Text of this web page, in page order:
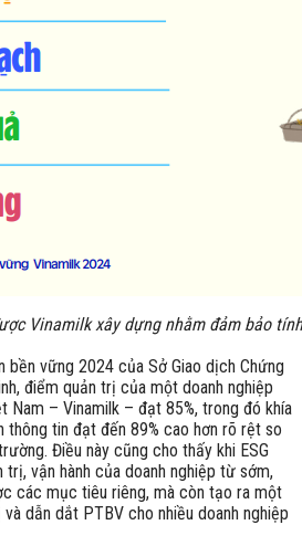
Vinamilk xây dựng nhằm đảm bảo
bền vững 2024 của Sở Giao dịch Chứng
điểm quản trị của một doanh nghiệp
Nam – Vinamilk – đạt 85%, trong đó khía
thông tin đạt đến 89% cao hơn rõ rệt so
Điều này cũng cho thấy khi ESG
vận hành của doanh nghiệp từ sớm,
các mục tiêu riêng, mà còn tạo ra một
dẫn dắt PTBV cho nhiều doanh nghiệp